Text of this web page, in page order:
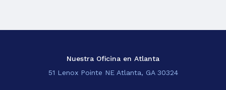
Nuestra Oficina en Atlanta
51 Lenox Pointe NE Atlanta, GA 30324